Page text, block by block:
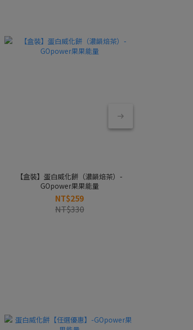
【盒裝】蛋白威化餅（濃韻焙茶）-
GOpower果果能量
NT$259
NT$330